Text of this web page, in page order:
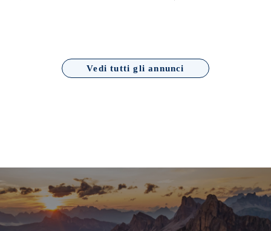
Vedi tutti gli annunci